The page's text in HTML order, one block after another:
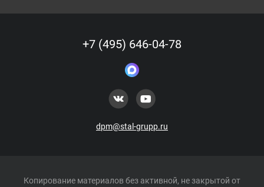
+7 (495) 646-04-78
dpm@stal-grupp.ru
Копирование материалов без активной, не закрытой от